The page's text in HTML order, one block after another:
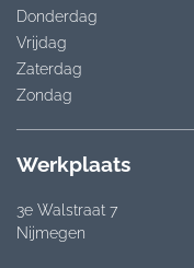
Donderdag
Vrijdag
Zaterdag
Zondag
Werkplaats
3e Walstraat 7
Nijmegen